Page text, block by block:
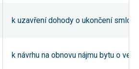
k uzavření dohody o ukončení
k návrhu na obnovu nájmu bytu o
a reklam